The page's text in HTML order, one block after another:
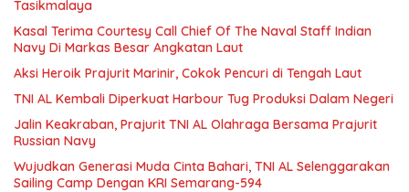
Tasikmalaya
Kasal Terima Courtesy Call Chief Of The Naval Staff Indian
Navy Di Markas Besar Angkatan Laut
Aksi Heroik Prajurit Marinir, Cokok Pencuri di Tengah Laut
TNI AL Kembali Diperkuat Harbour Tug Produksi Dalam Negeri
Jalin Keakraban, Prajurit TNI AL Olahraga Bersama Prajurit
Russian Navy
Wujudkan Generasi Muda Cinta Bahari, TNI AL Selenggarakan
Sailing Camp Dengan KRI Semarang-594